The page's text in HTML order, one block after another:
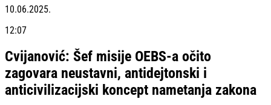
10.06.2025.
12:07
Cvijanović: Šef misije OEBS-a očito
zagovara neustavni, antidejtonski i
anticivilizacijski koncept nametanja zakona